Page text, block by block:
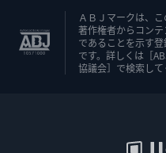
ＡＢＪマークは、
著作権者からコン
であることを示す
です。詳しくは［
協議会］で検索して